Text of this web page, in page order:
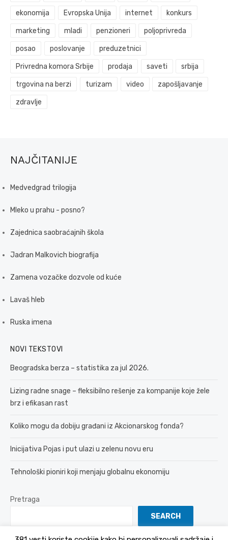
ekonomija Evropska Unija internet konkurs
marketing mladi penzioneri poljoprivreda
posao poslovanje preduzetnici
Privredna komora Srbije prodaja saveti srbija
trgovina na berzi turizam video zapošljavanje
zdravlje
NAJČITANIJE
Medvedgrad trilogija
Mleko u prahu - posno?
Zajednica saobraćajnih škola
Jadran Malkovich biografija
Zamena vozačke dozvole od kuće
Lavaš hleb
Ruska imena
NOVI TEKSTOVI
Beogradska berza – statistika za jul 2026.
Lizing radne snage – fleksibilno rešenje za kompanije koje žele
brz i efikasan rast
Koliko mogu da dobiju građani iz Akcionarskog fonda?
Inicijativa Pojas i put ulazi u zelenu novu eru
Tehnološki pioniri koji menjaju globalnu ekonomiju
Pretraga
SEARCH